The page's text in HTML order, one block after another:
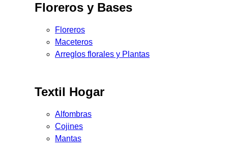
Floreros y Bases
Floreros
Maceteros
Arreglos florales y Plantas
Textil Hogar
Alfombras
Cojines
Mantas